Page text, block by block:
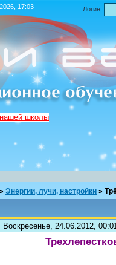
17:03 Логин:
нашей школы
» Энергии, лучи, настройки »
Воскресенье, 24.06.2012,